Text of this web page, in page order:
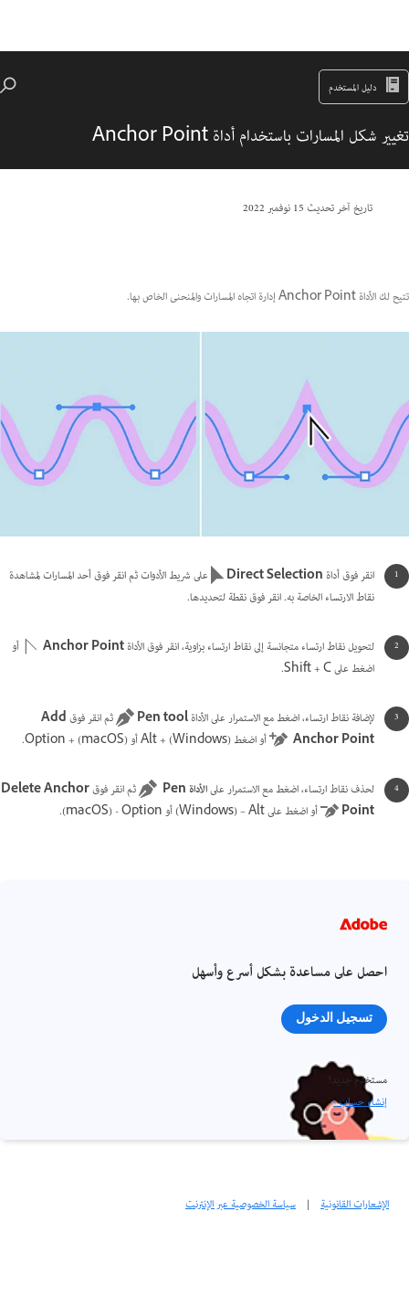
دليل المستخدم
تغيير شكل المسارات باستخدام أداة Anchor Point
تاريخ آخر تحديث15 نوفمبر 2022
تتيح لك الأداة Anchor Point إدارة اتجاه المسارات والمنحنى الخاص بها.
انقر فوق أداةDirect Selection
على شريط الأدوات ثم انقر فوق أحد المسارات لمشاهدة
نقاط الارتساء الخاصة به. انقر فوق نقطة لتحديدها.
لتحويل نقاط ارتساء متجانسة إلى نقاط ارتساء بزاوية، انقر فوق الأداة
أو
اضغط على Shift + C.
لإضافة نقاط ارتساء، اضغط مع الاستمرار على الأداةPen tool ثم انقر فوقAdd
Anchor Point
أو اضغط Alt + (Windows) أو Option + (macOS).
لحذف نقاط ارتساء، اضغط مع الاستمرار علىالأداة Pen ثم انقر فوقDelete Anchor
Point
أو اضغط على Alt –‏ (Windows) أو Option -‏ (macOS).
احصل على مساعدة بشكل أسرع وأسهل
تسجيل الدخول
مستخدم جديد؟
إنشاء حساب ›
الإشعارات القانونية | سياسة الخصوصية عبر الإنترنت